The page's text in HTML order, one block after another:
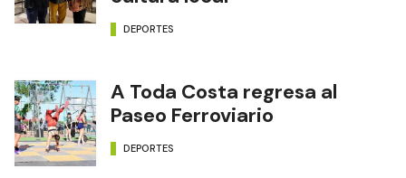
DEPORTES
A Toda Costa regresa al
Paseo Ferroviario
DEPORTES